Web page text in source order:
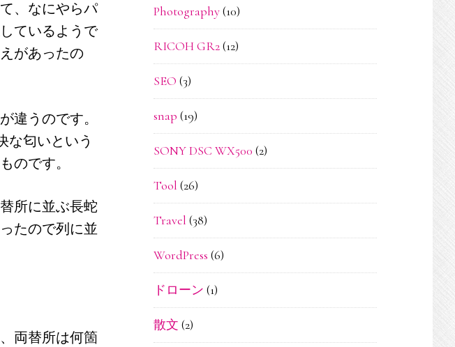
、なにやらパ
ているようで
があったの
違うのです。
な匂いという
のです。
所に並ぶ長蛇
たので列に並
両替所は何箇
Photography(10)
RICOH GR2(12)
SEO (3)
snap (19)
SONY DSC WX500 (2)
Tool (26)
Travel (38)
WordPress (6)
ドローン (1)
散文 (2)